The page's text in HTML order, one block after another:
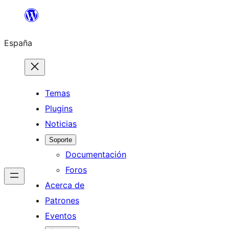
Saltar
contenido
España
Temas
Plugins
Noticias
Soporte
Documentación
Foros
Acerca de
Patrones
Eventos